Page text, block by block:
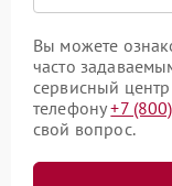
Вы можете
часто
сервисный
телефону+7
свой вопрос.